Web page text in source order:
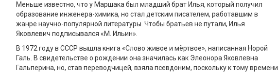
Меньше известно, что у Маршака был младший брат Илья, который получил
образование инженера-химика, но стал детским писателем, работавшим в
жанре научно-популярной литературы. Чтобы братьев не путали, Илья
Яковлевич подписывался «М. Ильин».
В 1972 году в СССР вышла книга «Слово живое и мёртвое», написанная Норой
Галь. В свидетельстве о рождении она значилась как Элеонора Яковлевна
Гальперина, но, став переводчицей, взяла псевдоним, поскольку к тому времени